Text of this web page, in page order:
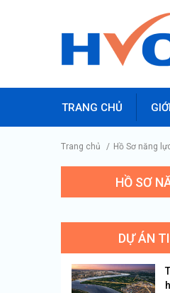
TRANG CHỦ
Trang chủ / Hồ Sơ năng
HỒ SƠ
DỰ ÁN